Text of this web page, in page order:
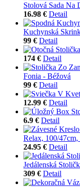
Stolová Sada Na
16.98 € Detail
Kuchynská
99 € Detail
174 € Detail
Fonia - Béžová
99 € Detail
12.99 € Detail
6.9 € Detail
Relax, 100/47cm,
24.95 € Detail
Jedálenská
309 € Detail